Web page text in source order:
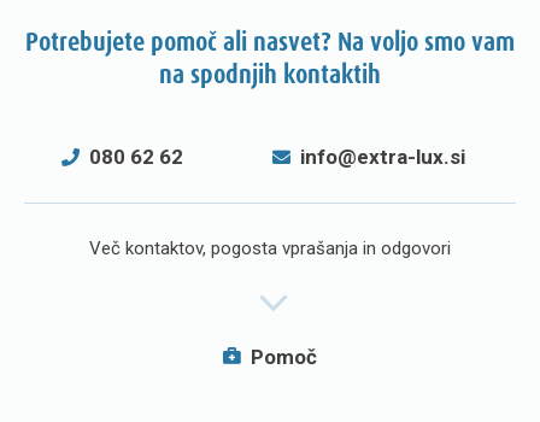
Potrebujete pomoč ali nasvet? Na voljo smo vam
na spodnjih kontaktih
080 62 62 info@extra-lux.si
Več kontaktov, pogosta vprašanja in odgovori
Pomoč